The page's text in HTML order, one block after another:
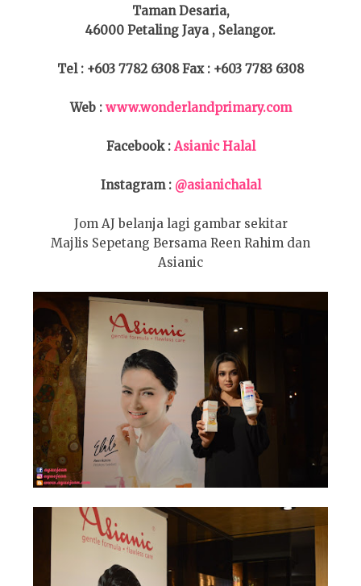
Taman Desaria,
46000 Petaling Jaya , Selangor.
Tel : +603 7782 6308 Fax : +603 7783 6308
Web : www.wonderlandprimary.com
Facebook : Asianic Halal
Instagram : @asianichalal
Jom AJ belanja lagi gambar sekitar
Majlis Sepetang Bersama Reen Rahim dan
Asianic